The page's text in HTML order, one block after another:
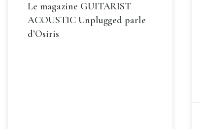
Le magazine GUITARIST
ACOUSTIC Unplugged parle
d’Osiris